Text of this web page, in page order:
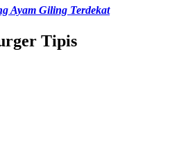
Ayam Giling Terdekat
Tipis